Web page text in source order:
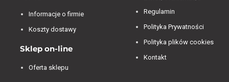
Informacje o firmie
Koszty dostawy
Sklep on-line
Oferta sklepu
Regulamin
Polityka Prywatności
Polityka plików cookies
Kontakt